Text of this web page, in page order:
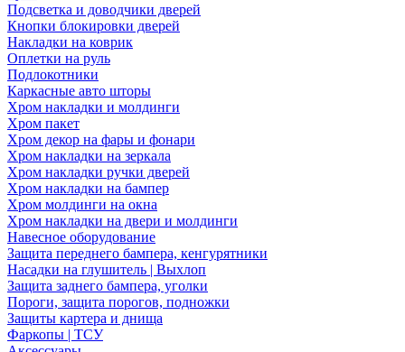
Подсветка и доводчики дверей
Кнопки блокировки дверей
Накладки на коврик
Оплетки на руль
Подлокотники
Каркасные авто шторы
Хром накладки и молдинги
Хром пакет
Хром декор на фары и фонари
Хром накладки на зеркала
Хром накладки ручки дверей
Хром накладки на бампер
Хром молдинги на окна
Хром накладки на двери и молдинги
Навесное оборудование
Защита переднего бампера, кенгурятники
Насадки на глушитель | Выхлоп
Защита заднего бампера, уголки
Пороги, защита порогов, подножки
Защиты картера и днища
Фаркопы | ТСУ